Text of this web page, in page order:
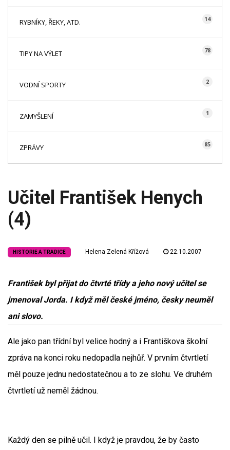
RYBNÍKY, ŘEKY, ATD. 14
TIPY NA VÝLET 78
VODNÍ SPORTY 2
ZAMYŠLENÍ 1
ZPRÁVY 85
Učitel František Henych
(4)
HISTORIE A TRADICE Helena Zelená Křížová 22.10.2007
František byl přijat do čtvrté třídy a jeho nový učitel se
jmenoval Jorda. I když měl české jméno, česky neuměl
ani slovo.
Ale jako pan třídní byl velice hodný a i Františkova školní
zpráva na konci roku nedopadla nejhůř. V prvním čtvrtletí
měl pouze jednu nedostatečnou a to ze slohu. Ve druhém
čtvrtletí už neměl žádnou.
Každý den se pilně učil. I když je pravdou, že by často